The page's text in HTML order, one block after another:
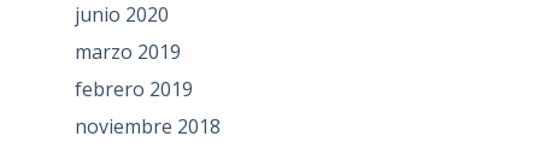
junio 2020
marzo 2019
febrero 2019
noviembre 2018